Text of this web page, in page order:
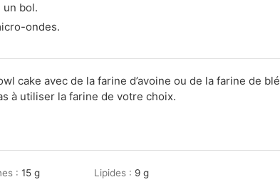
un bol.
ondes.
cake avec de la farine d’avoine ou de la farine de blé
à utiliser la farine de votre choix.
: 15 g Lipides : 9 g